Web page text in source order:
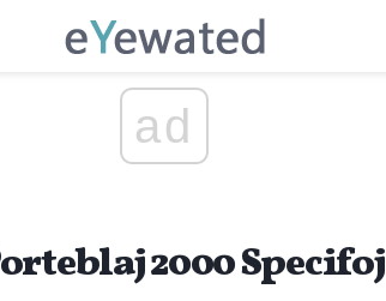
ad
2000 Specifoj